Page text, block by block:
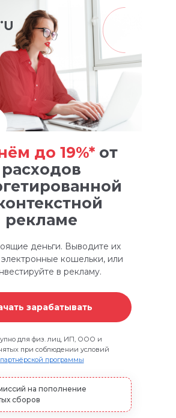
до 19%*от
расходов
рекламе
зарабатывать
деньги. Выводите их
электронные кошельки, или
в рекламу.
для физ. лиц, ИП, ООО и
при соблюдении условий
партнёрской программы
на пополнение
сборов